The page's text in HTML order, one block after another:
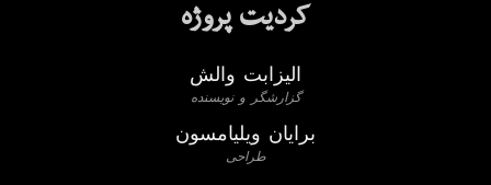
کردیت پروژه
الیزابت والش
گزارشگر و نویسنده
برایان ویلیامسون
طراحی